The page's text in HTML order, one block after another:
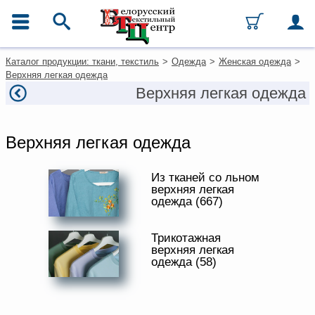
Контакты
Каталог
Ткани
Домашний текстиль
Текстиль для ресторанов и
Текстильная галантерея и
фурнитура
Условия работы
Оплата и доставка
Как оформить заказ
Вакансии
Каталог продукции: ткани, текстиль > Одежда > Женская одежда >
Верхняя легкая одежда
Верхняя легкая одежда
Верхняя легкая одежда
Из тканей со льном
верхняя легкая
одежда (667)
Трикотажная
верхняя легкая
одежда (58)
Очистить фильтры
Цена, руб
от
ТИП ИЗДЕЛИЯ
Блузка
Джемпер
Жакет
Жилет
Комбинезон
Платье
Сарафан